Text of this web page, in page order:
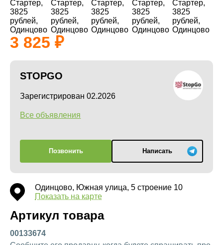
3 825
STOPGO
Зарегистрирован 02.2026
Все объявления
Позвонить Написать
Одинцово, Южная улица, 5 строение 10
Показать на карте
Артикул товара
00133674